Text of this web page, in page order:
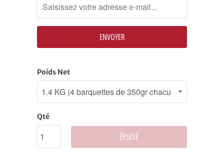
this
product
is
Poids Net
Qté
ÉPUISÉ